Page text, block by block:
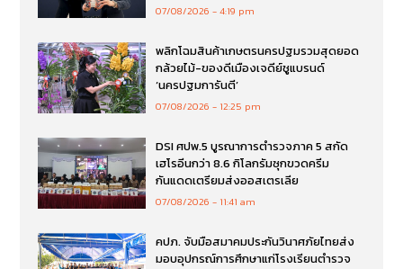
07/08/2026 4:19 pm
พลิกโฉมสินค้าเกษตรนครปฐมรวมสุดยอด
กล้วยไม้-ของดีเมืองเจดีย์ชูแบรนด์
‘นครปฐมการันตี’
07/08/2026 12:25 pm
DSI ศปพ.5 บูรณาการตำรวจภาค 5 สกัด
เฮโรอีนกว่า 8.6 กิโลกรัมซุกขวดครีม
กันแดดเตรียมส่งออสเตรเลีย
07/08/2026 11:41 am
คปภ. จับมือสมาคมประกันวินาศภัยไทยส่ง
มอบอุปกรณ์การศึกษาแก่โรงเรียนตำรวจ